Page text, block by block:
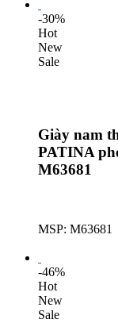
-30%
Hot
New
Sale
Giày nam
PATINA
M63681
MSP: M63681
-46%
Hot
New
Sale